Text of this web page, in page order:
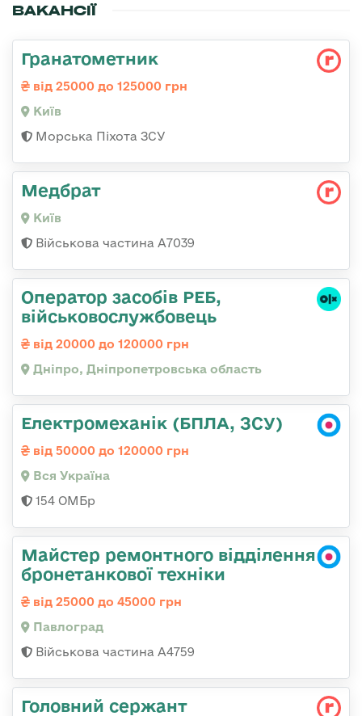
ВАКАНСІЇ
Гранатометник
від 25000 до 125000 грн
Київ
Морська Піхота ЗСУ
Медбрат
Київ
Військова частина А7039
Оператор засобів РЕБ,
військовослужбовець
від 20000 до 120000 грн
Дніпро, Дніпропетровська область
Електромеханік (БПЛА, ЗСУ)
від 50000 до 120000 грн
Вся Україна
154 ОМБр
Майстер ремонтного відділення
бронетанкової техніки
від 25000 до 45000 грн
Павлоград
Військова частина А4759
Головний сержант